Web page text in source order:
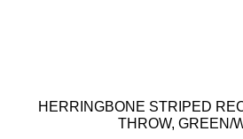
HERRINGBONE STRIPED
THROW, GREEN/